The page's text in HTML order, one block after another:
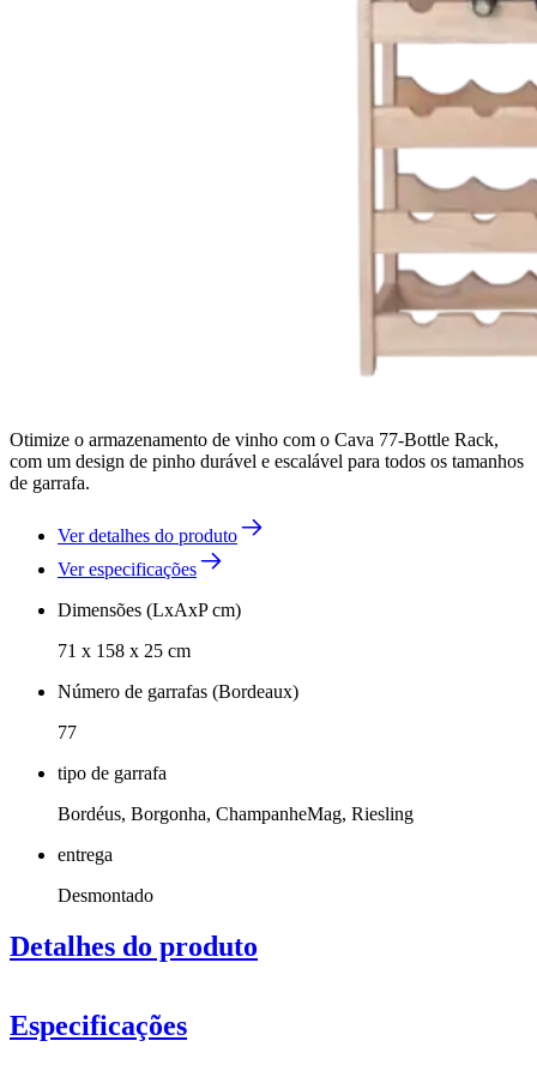
Otimize o armazenamento de vinho com o Cava 77-Bottle Rack,
com um design de pinho durável e escalável para todos os tamanhos
de garrafa.
Ver detalhes do produto
Ver especificações
Dimensões (LxAxP cm)
71 x 158 x 25 cm
Número de garrafas (Bordeaux)
77
tipo de garrafa
Bordéus, Borgonha, ChampanheMag, Riesling
entrega
Desmontado
Detalhes do produto
Especificações